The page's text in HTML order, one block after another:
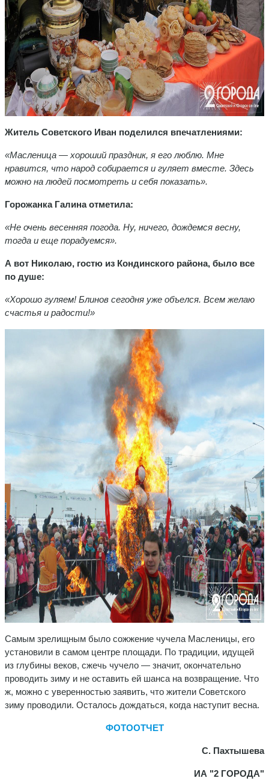
Житель Советского Иван поделился впечатлениями:
«Масленица — хороший праздник, я его люблю. Мне
нравится, что народ собирается и гуляет вместе. Здесь
можно на людей посмотреть и себя показать».
Горожанка Галина отметила:
«Не очень весенняя погода. Ну, ничего, дождемся весну,
тогда и еще порадуемся».
А вот Николаю, гостю из Кондинского района, было все
по душе:
«Хорошо гуляем! Блинов сегодня уже объелся. Всем желаю
счастья и радости!»
Самым зрелищным было сожжение чучела Масленицы, его
установили в самом центре площади. По традиции, идущей
из глубины веков, сжечь чучело — значит, окончательно
проводить зиму и не оставить ей шанса на возвращение. Что
ж, можно с уверенностью заявить, что жители Советского
зиму проводили. Осталось дождаться, когда наступит весна.
ФОТООТЧЕТ
С. Пахтышева
ИА "2 ГОРОДА"